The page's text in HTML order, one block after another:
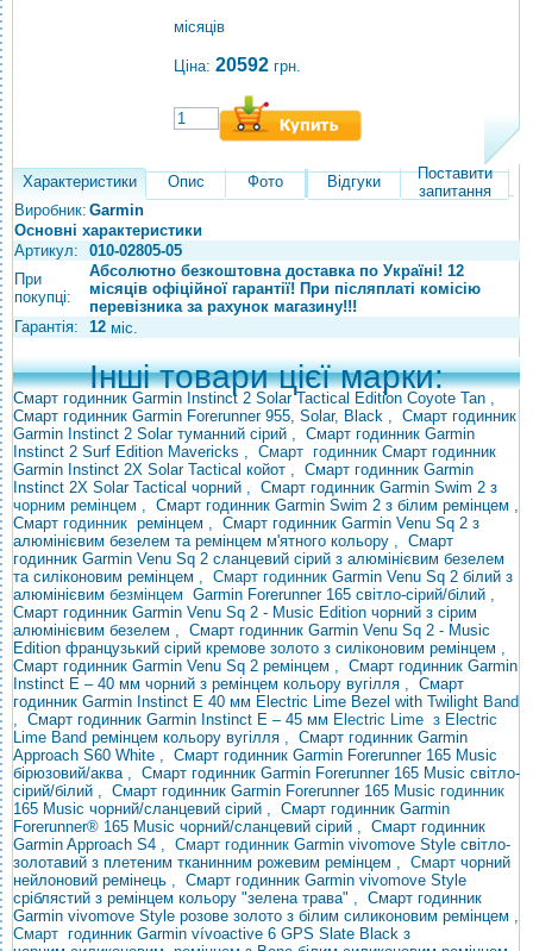
місяців
Ціна: 20592 грн.
Характеристики Опис Фото Відгуки
Поставити
запитання
Виробник: Garmin
Основні характеристики
Артикул:
010-02805-05
При
покупці:
Абсолютно безкоштовна доставка по Україні! 12
місяців офіційної гарантії! При післяплаті комісію
перевізника за рахунок магазину!!!
Гарантія:
12 міс.
Інші товари цієї марки:
Смарт годинник Garmin Instinct 2 Solar Tactical Edition Coyote Tan ,
Смарт годинник Garmin Forerunner 955, Solar, Black , Смарт годинник
Garmin Instinct 2 Solar туманний сірий , Смарт годинник Garmin
Instinct 2 Surf Edition Mavericks , Смарт годинник Смарт годинник
Garmin Instinct 2X Solar Tactical койот , Смарт годинник Garmin
Instinct 2X Solar Tactical чорний , Смарт годинник Garmin Swim 2 з
чорним ремінцем , Смарт годинник Garmin Swim 2 з білим ремінцем ,
Смарт годинник ремінцем , Смарт годинник Garmin Venu Sq 2 з
алюмінієвим безелем та ремінцем м'ятного кольору , Смарт
годинник Garmin Venu Sq 2 сланцевий сірий з алюмінієвим безелем
та силіконовим ремінцем , Смарт годинник Garmin Venu Sq 2 білий з
алюмінієвим безмінцем Garmin Forerunner 165 світло-сірий/білий ,
Смарт годинник Garmin Venu Sq 2 - Music Edition чорний з сірим
алюмінієвим безелем , Смарт годинник Garmin Venu Sq 2 - Music
Edition французький сірий кремове золото з силіконовим ремінцем ,
Смарт годинник Garmin Venu Sq 2 ремінцем , Смарт годинник Garmin
Instinct E – 40 мм чорний з ремінцем кольору вугілля , Смарт
годинник Garmin Instinct E 40 мм Electric Lime Bezel with Twilight Band
, Смарт годинник Garmin Instinct E – 45 мм Electric Lime з Electric
Lime Band ремінцем кольору вугілля , Смарт годинник Garmin
Approach S60 White , Смарт годинник Garmin Forerunner 165 Music
бірюзовий/аква , Смарт годинник Garmin Forerunner 165 Music світло-
сірий/білий , Смарт годинник Garmin Forerunner 165 Music годинник
165 Music чорний/сланцевий сірий , Смарт годинник Garmin
Forerunner® 165 Music чорний/сланцевий сірий , Смарт годинник
Garmin Approach S4 , Смарт годинник Garmin vivomove Style світло-
золотавий з плетеним тканинним рожевим ремінцем , Смарт чорний
нейлоновий ремінець , Смарт годинник Garmin vivomove Style
сріблястий з ремінцем кольору "зелена трава" , Смарт годинник
Garmin vivomove Style розове золото з білим силиконовим ремінцем ,
Смарт годинник Garmin vívoactive 6 GPS Slate Black з